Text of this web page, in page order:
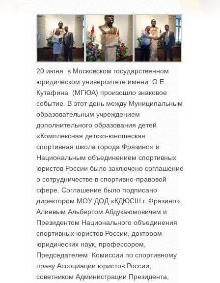
20 июня в Московском государственном
юридическом университете имени О.Е.
Кутафина (МГЮА) произошло знаковое
событие. В этот день между Муниципальным
образовательным учреждением
дополнительного образования детей
«Комплексная детско-юношеская
спортивная школа города Фрязино» и
Национальным объединением спортивных
юристов России было заключено соглашение
о сотрудничестве в спортивно-правовой
сфере. Соглашение было подписано
директором МОУ ДОД «КДЮСШ г. Фрязино»,
Алиевым Альбертом Абдукаюмовичем и
Президентом Национального объединения
спортивных юристов России, доктором
юридических наук, профессором,
Председателем Комиссии по спортивному
праву Ассоциации юристов России,
советником Администрации Президента,